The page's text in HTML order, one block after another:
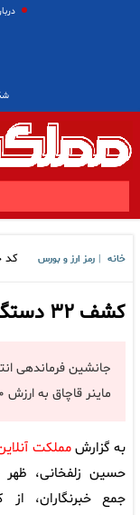
شنبه
خانه رمز ارز و بورس کد
کشف ۳۲ دستگاه ماینر قاچاق در شهریار
ماینر قاچاق به ارزش ۳۰ میلیارد ریال در شهریار خبر داد.
به گزارشمملکت
حسین زلفخانی، ظهر